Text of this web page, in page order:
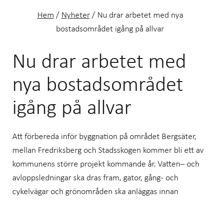
Hem / Nyheter/ Nu drar arbetet med nya
bostadsområdet igång på allvar
Nu drar arbetet med
nya bostadsområdet
igång på allvar
Att förbereda inför byggnation på området Bergsäter,
mellan Fredriksberg och Stadsskogen kommer bli ett av
kommunens större projekt kommande år. Vatten– och
avloppsledningar ska dras fram, gator, gång- och
cykelvägar och grönområden ska anläggas innan